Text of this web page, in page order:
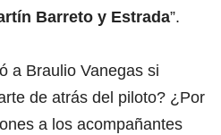
Barreto y Estrada”.
a Braulio Vanegas si
de atrás del piloto? ¿Por
a los acompañantes